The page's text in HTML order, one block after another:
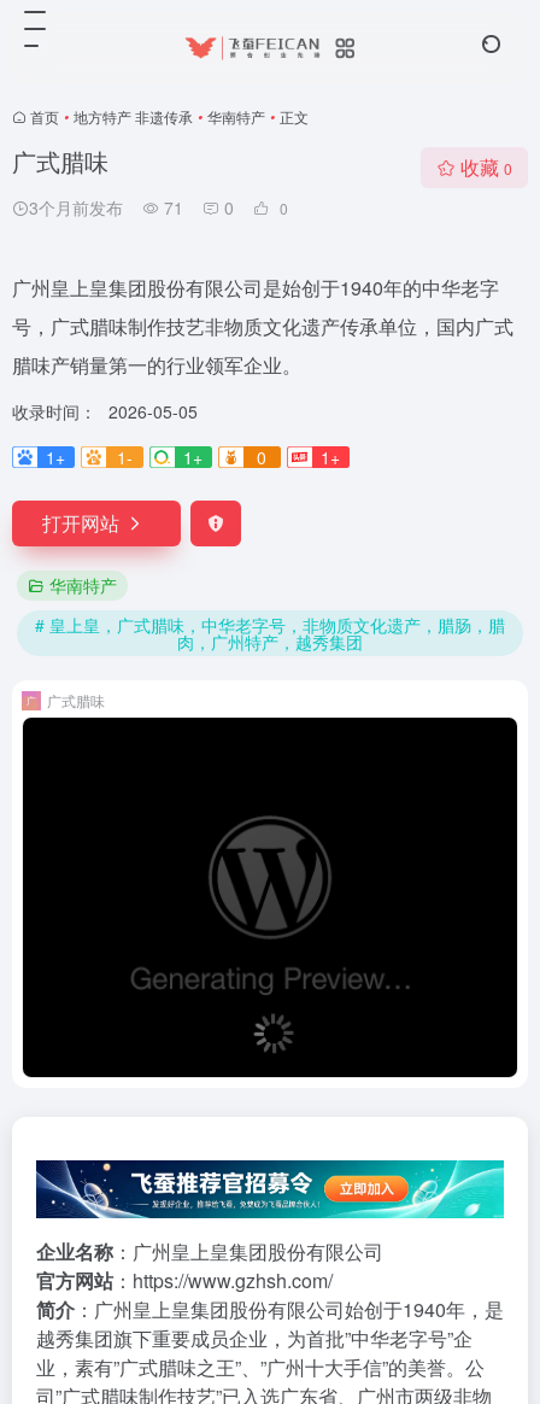
首页 • 地方特产 非遗传承 • 华南特产 • 正文
广式腊味
3个月前发布 71 0 0
收藏 0
广州皇上皇集团股份有限公司是始创于1940年的中华老字
号，广式腊味制作技艺非物质文化遗产传承单位，国内广式
腊味产销量第一的行业领军企业。
收录时间：
2026-05-05
1+
1- 1+ 0 1+
打开网站
华南特产
# 皇上皇，广式腊味，中华老字号，非物质文化遗产，腊肠，腊
肉，广州特产，越秀集团
广式腊味
企业名称 ：广州皇上皇集团股份有限公司
官方网站： https://www.gzhsh.com/
简介 ：广州皇上皇集团股份有限公司始创于1940年，是
越秀集团旗下重要成员企业，为首批”中华老字号”企
业，素有”广式腊味之王”、”广州十大手信”的美誉。公
司”广式腊味制作技艺”已入选广东省、广州市两级非物